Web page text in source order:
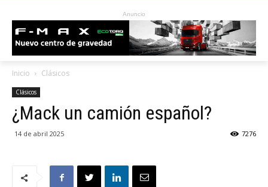
Anuncio
Inicio Clásicos
Clásicos
¿Mack un camión español?
14 de abril 2025 7276